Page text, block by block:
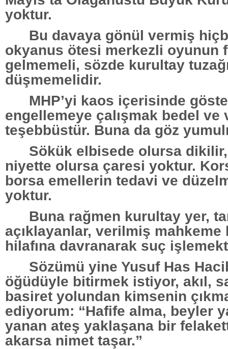
yoktur.
Bu davaya gönül vermiş
okyanus ötesi merkezli oyunun
gelmemeli, sözde kurultay
düşmemelidir.
MHP’yi kaos içerisinde
engellemeye çalışmak bedel ve
teşebbüstür. Buna da göz
Sökük elbisede olursa
niyette olursa çaresi yoktur.
borsa emellerin tedavi ve
yoktur.
Buna rağmen kurultay yer,
açıklayanlar, verilmiş mahkeme
hilafına davranarak suç
Sözümü yine Yusuf Has
öğüdüyle bitirmek istiyor, akıl,
basiret yolundan kimsenin
ediyorum: “Hafife alma, beyler
yanan ateş yaklaşana bir
akarsa nimet taşar.”